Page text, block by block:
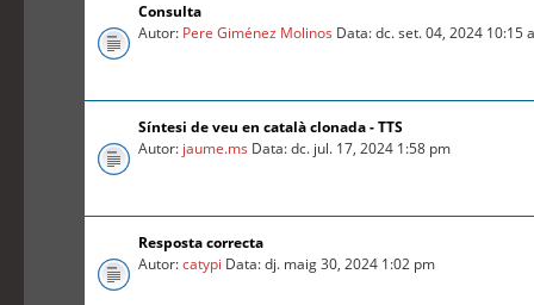
Consulta
Autor: Pere Giménez Molinos Data: dc. set. 04, 2024 10:15
Síntesi de veu en català clonada - TTS
Autor: jaume.ms Data: dc. jul. 17, 2024 1:58 pm
Resposta correcta
Autor:catypi Data: dj. maig 30, 2024 1:02 pm